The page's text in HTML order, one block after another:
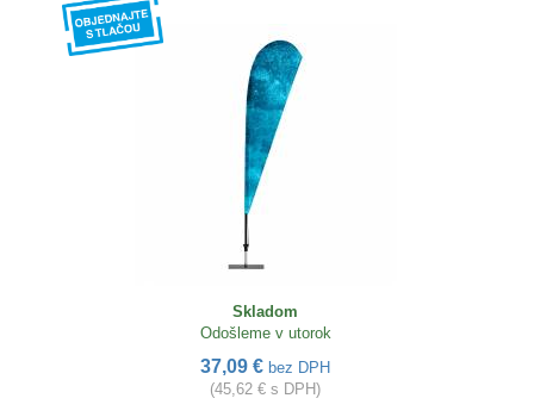
Skladom
Odošleme v utorok
37,09 € bez DPH
(45,62 € s DPH)